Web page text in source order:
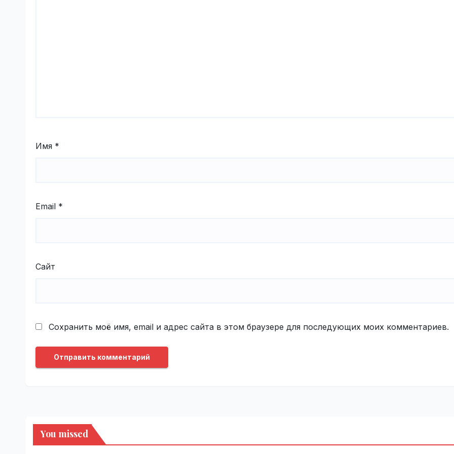
Имя *
Email *
Сайт
Сохранить моё имя, email и адрес сайта в этом браузере для последующих моих комментариев.
You missed